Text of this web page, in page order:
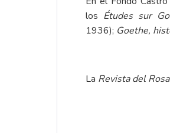
los Études sur
1936); Goethe,
La Revista del